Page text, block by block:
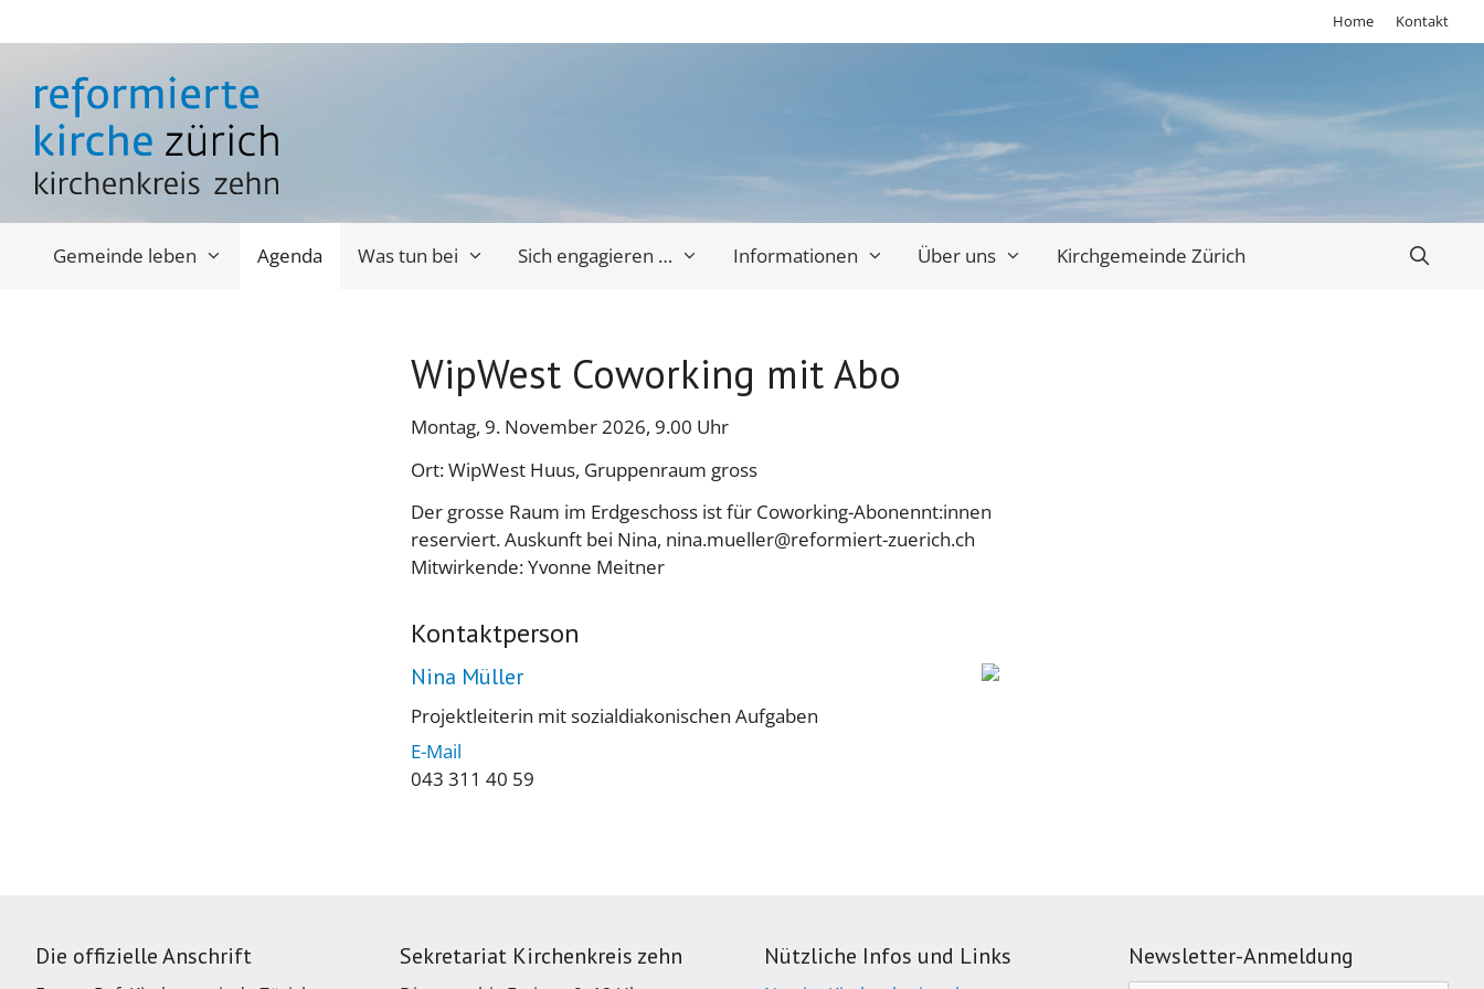
zum
Home Kontakt
Gemeinde leben Agenda Was tun bei Sich engagieren … Informationen Über uns Kirchgemeinde Zürich
WipWest Coworking mit Abo
Montag, 9. November 2026, 9.00 Uhr
Ort: WipWest Huus, Gruppenraum gross
Der grosse Raum im Erdgeschoss ist für Coworking-Abonennt:innen
reserviert. Auskunft bei Nina, nina.mueller@reformiert-zuerich.ch
Mitwirkende: Yvonne Meitner
Kontaktperson
Nina Müller
Projektleiterin mit sozialdiakonischen Aufgaben
E-Mail
043 311 40 59
Die offizielle Anschrift Sekretariat Kirchenkreis zehn Nützliche Infos und Links Newsletter-Anmeldung